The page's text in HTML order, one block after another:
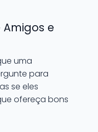
e
uma
para
se eles
ofereça bons